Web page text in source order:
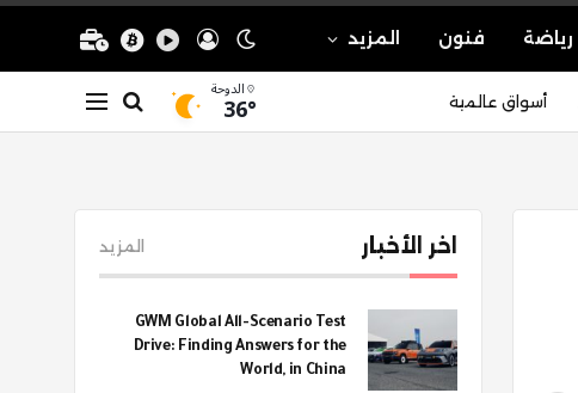
رياضة فنون المزيد
أسواق عالمية الدوحة
36°
اخر الأخبار المزيد
GWM Global All-Scenario Test
Drive: Finding Answers for the
World, in China